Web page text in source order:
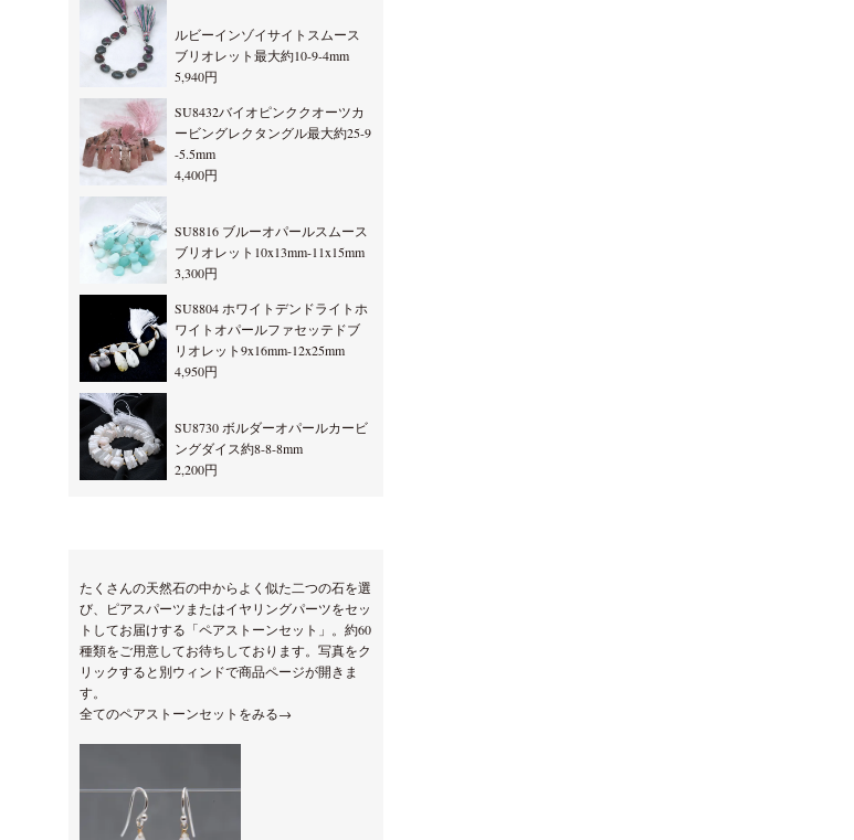
ルビーインゾイサイトスムース
ブリオレット最大約10-9-4mm
5,940円
SU8432バイオピンククオーツカ
ービングレクタングル最大約25-9
-5.5mm
4,400円
SU8816 ブルーオパールスムース
ブリオレット10x13mm-11x15mm
3,300円
SU8804 ホワイトデンドライトホ
ワイトオパールファセッテドブ
リオレット9x16mm-12x25mm
4,950円
SU8730 ボルダーオパールカービ
ングダイス約8-8-8mm
2,200円
たくさんの天然石の中からよく似た二つの石を選
び、ピアスパーツまたはイヤリングパーツをセッ
トしてお届けする「ペアストーンセット」。約60
種類をご用意してお待ちしております。写真をク
リックすると別ウィンドで商品ページが開きま
す。
全てのペアストーンセットをみる→